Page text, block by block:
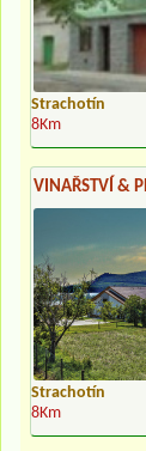
Strachotín
8Km
VINAŘSTVÍ &
Strachotín
8Km